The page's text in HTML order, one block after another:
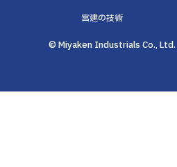
宮建の技術
© Miyaken Industrials Co.,